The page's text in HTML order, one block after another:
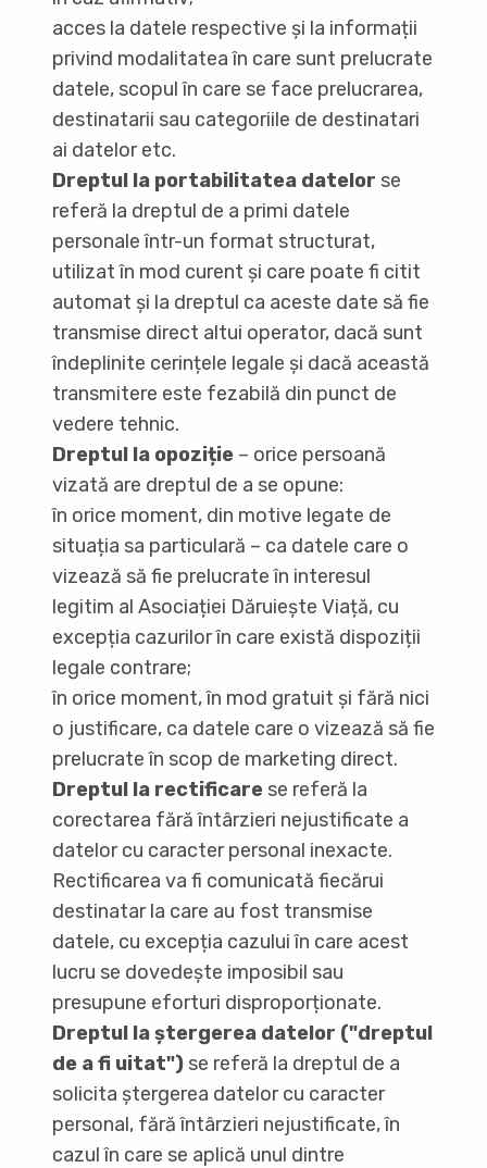
acces la datele respective și la informații
privind modalitatea în care sunt prelucrate
datele, scopul în care se face prelucrarea,
destinatarii sau categoriile de destinatari
ai datelor etc.
Dreptul la portabilitatea datelor se
referă la dreptul de a primi datele
personale într-un format structurat,
utilizat în mod curent și care poate fi citit
automat și la dreptul ca aceste date să fie
transmise direct altui operator, dacă sunt
îndeplinite cerințele legale și dacă această
transmitere este fezabilă din punct de
vedere tehnic.
Dreptul la opoziție – orice persoană
vizată are dreptul de a se opune:
în orice moment, din motive legate de
situația sa particulară – ca datele care o
vizează să fie prelucrate în interesul
legitim al Asociației Dăruiește Viață, cu
excepția cazurilor în care există dispoziții
legale contrare;
în orice moment, în mod gratuit și fără nici
o justificare, ca datele care o vizează să fie
prelucrate în scop de marketing direct.
Dreptul la rectificare se referă la
corectarea fără întârzieri nejustificate a
datelor cu caracter personal inexacte.
Rectificarea va fi comunicată fiecărui
destinatar la care au fost transmise
datele, cu excepția cazului în care acest
lucru se dovedește imposibil sau
presupune eforturi disproporționate.
Dreptul la ștergerea datelor ("dreptul
de a fi uitat") se referă la dreptul de a
solicita ștergerea datelor cu caracter
personal, fără întârzieri nejustificate, în
cazul în care se aplică unul dintre